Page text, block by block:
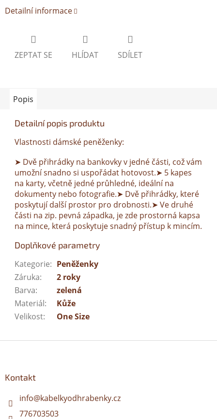
Detailní informace
ZEPTAT SE HLÍDAT SDÍLET
Popis
Detailní popis produktu
Vlastnosti dámské peněženky:
➤ Dvě přihrádky na bankovky v jedné části, což vám
umožní snadno si uspořádat hotovost.➤ 5 kapes
na karty, včetně jedné průhledné, ideální na
dokumenty nebo fotografie.➤ Dvě přihrádky, které
poskytují další prostor pro drobnosti.➤ Ve druhé
části na zip. pevná západka, je zde prostorná kapsa
na mince, která poskytuje snadný přístup k mincím.
Doplňkové parametry
Kategorie: Peněženky
Záruka:
2 roky
Barva:
zelená
Materiál:
Kůže
Velikost: One Size
Kontakt
info@kabelkyodhrabenky.cz
776703503